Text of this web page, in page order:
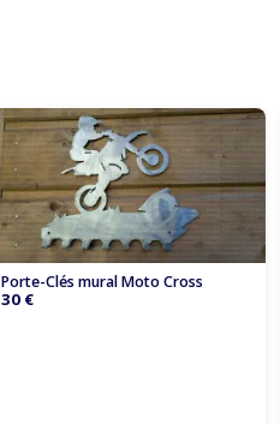
Porte-Clés mural Moto Cross
30 €